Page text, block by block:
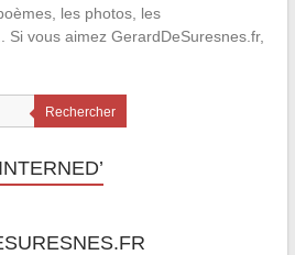
les photos, les
Si vous aimez GerardDeSuresnes.fr,
Rechercher